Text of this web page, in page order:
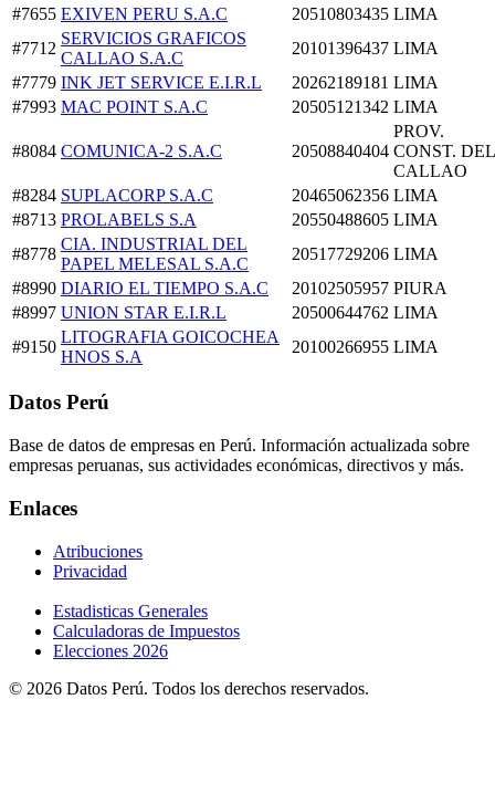
#7655 EXIVEN PERU S.A.C 20510803435 LIMA
#7712
SERVICIOS GRAFICOS
CALLAO S.A.C
20101396437 LIMA
#7779 INK JET SERVICE E.I.R.L 20262189181 LIMA
#7993 MAC POINT S.A.C 20505121342 LIMA
#8084 COMUNICA-2 S.A.C 20508840404
PROV.
CONST. DEL
CALLAO
#8284 SUPLACORP S.A.C 20465062356 LIMA
#8713 PROLABELS S.A 20550488605 LIMA
#8778
CIA. INDUSTRIAL DEL
PAPEL MELESAL S.A.C
20517729206 LIMA
#8990 DIARIO EL TIEMPO S.A.C 20102505957 PIURA
#8997 UNION STAR E.I.R.L 20500644762 LIMA
#9150
LITOGRAFIA GOICOCHEA
HNOS S.A
20100266955 LIMA
Datos Perú
Base de datos de empresas en Perú. Información actualizada sobre
empresas peruanas, sus actividades económicas, directivos y más.
Enlaces
Atribuciones
Privacidad
Estadisticas Generales
Calculadoras de Impuestos
Elecciones 2026
© 2026 Datos Perú. Todos los derechos reservados.